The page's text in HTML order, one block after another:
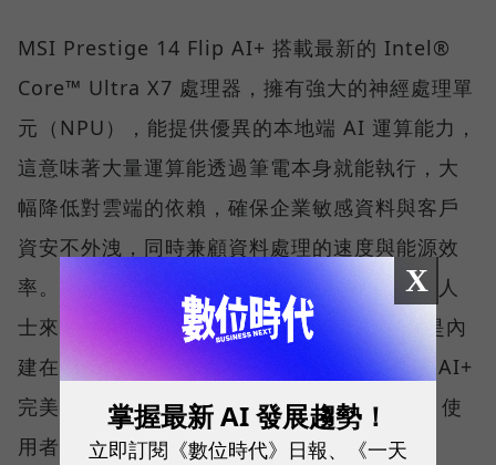
MSI Prestige 14 Flip AI+ 搭載最新的 Intel®
Core™ Ultra X7 處理器，擁有強大的神經處理單
元（NPU），能提供優異的本地端 AI 運算能力，
這意味著大量運算能透過筆電本身就能執行，大
幅降低對雲端的依賴，確保企業敏感資料與客戶
資安不外洩，同時兼顧資料處理的速度與能源效
率。對於每天需要處理大量文件與郵件的商務人
士來說，AI 不再只是網頁上的聊天工具，而是內
建在系統底層的數位助手。Prestige 14 Flip AI+
完美符合 Windows Copilot+ PC 架構認證，使
用者可解鎖多項雲端無法執行的關鍵功能：
X
掌握最新 AI 發展趨勢！
立即訂閱《數位時代》日報、《一天